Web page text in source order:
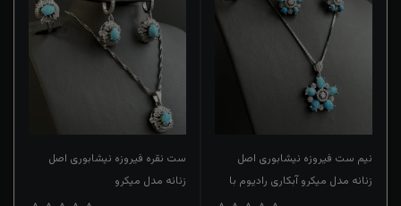
نیم ست فیروزه نیشابوری اصل
زنانه مدل میکرو آبکاری رادیوم با
ست نقره فیروزه نیشابوری اصل
زنانه مدل میکرو